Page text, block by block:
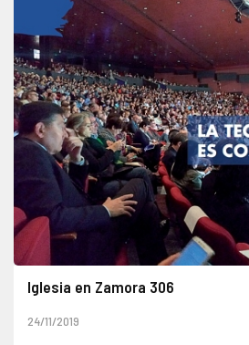
Iglesia en Zamora 306
24/11/2019